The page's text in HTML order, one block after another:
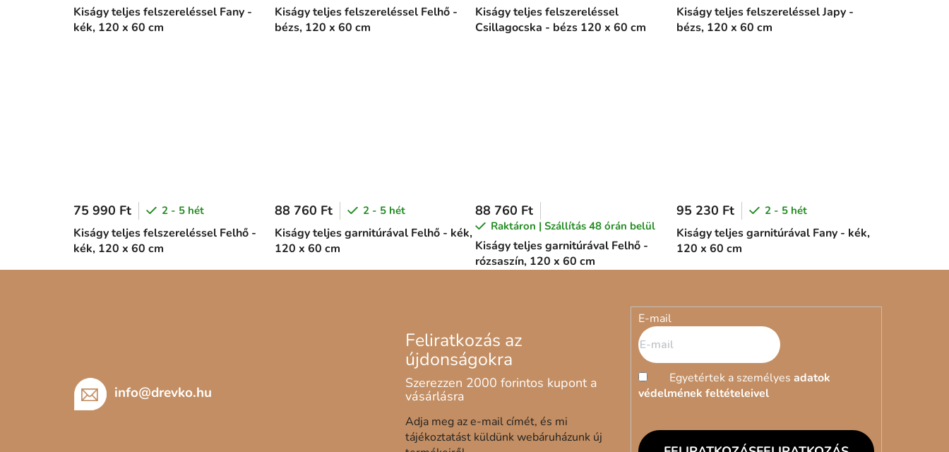
Kiságy teljes felszereléssel Fany -
kék, 120 x 60 cm
Kiságy teljes felszereléssel Felhő -
bézs, 120 x 60 cm
Kiságy teljes felszereléssel
Csillagocska - bézs 120 x 60 cm
Kiságy teljes felszereléssel Japy -
bézs, 120 x 60 cm
Kiságy teljes felszereléssel Felhő -
kék, 120 x 60 cm
75 990 Ft 2 - 5 hét
Kiságy teljes garnitúrával Felhő - kék,
120 x 60 cm
88 760 Ft 2 - 5 hét
Kiságy teljes garnitúrával Felhő -
rózsaszín, 120 x 60 cm
88 760 Ft
Raktáron | Szállítás 48 órán belül
Kiságy teljes garnitúrával Fany - kék,
120 x 60 cm
95 230 Ft 2 - 5 hét
info@drevko.hu
Adja meg az e-mail címét, és mi
tájékoztatást küldünk webáruházunk új
E-mail
Egyetértek a személyes adatok
védelmének feltételeivel